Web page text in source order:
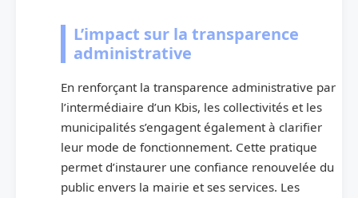
L’impact sur la transparence
administrative
En renforçant la transparence administrative par
l’intermédiaire d’un Kbis, les collectivités et les
municipalités s’engagent également à clarifier
leur mode de fonctionnement. Cette pratique
permet d’instaurer une confiance renouvelée du
public envers la mairie et ses services. Les